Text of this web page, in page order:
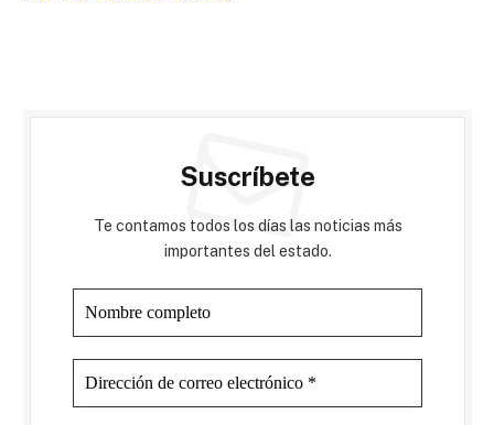
Suscríbete
Te contamos todos los días las noticias más
importantes del estado.